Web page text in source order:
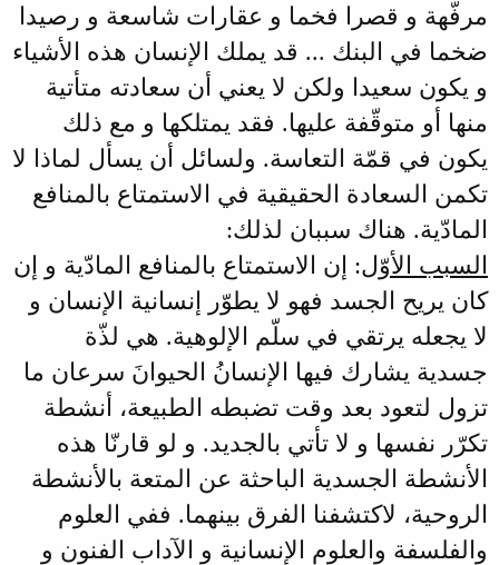
مرفّهة و قصرا فخما و عقارات شاسعة و رصيدا
ضخما في البنك ... قد يملك الإنسان هذه الأشياء
و يكون سعيدا ولكن لا يعني أن سعادته متأتية
منها أو متوقّفة عليها. فقد يمتلكها و مع ذلك
يكون في قمّة التعاسة. ولسائل أن يسأل لماذا لا
تكمن السعادة الحقيقية في الاستمتاع بالمنافع
المادّية. هناك سببان لذلك:
السبب الأوّل: إن الاستمتاع بالمنافع المادّية و إن
كان يريح الجسد فهو لا يطوّر إنسانية الإنسان و
لا يجعله يرتقي في سلّم الإلوهية. هي لذّة
جسدية يشارك فيها الإنسانُ الحيوانَ سرعان ما
تزول لتعود بعد وقت تضبطه الطبيعة، أنشطة
تكرّر نفسها و لا تأتي بالجديد. و لو قارنّا هذه
الأنشطة الجسدية الباحثة عن المتعة بالأنشطة
الروحية، لاكتشفنا الفرق بينهما. ففي العلوم
والفلسفة والعلوم الإنسانية و الآداب الفنون و